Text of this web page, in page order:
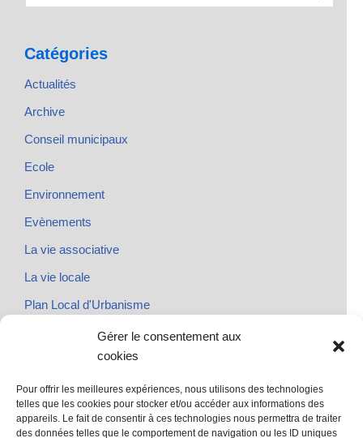
Gérer le consentement aux
cookies
Pour offrir les meilleures expériences, nous utilisons des technologies
telles que les cookies pour stocker et/ou accéder aux informations des
appareils. Le fait de consentir à ces technologies nous permettra de traiter
des données telles que le comportement de navigation ou les ID uniques
Catégories
Actualités
Archive
Conseil municipaux
Ecole
Environnement
Evènements
La vie associative
La vie locale
Plan Local d'Urbanisme